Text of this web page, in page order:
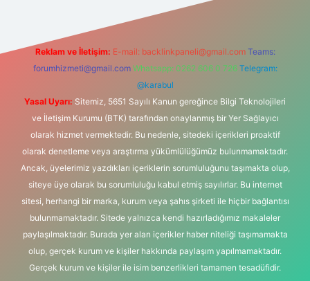
Reklam ve İletişim: E-mail: backlinkpaneli@gmail.com Teams:
forumhizmeti@gmail.com Whatsapp: 0262 606 0 726 Telegram:
@karabul
Yasal Uyarı: Sitemiz, 5651 Sayılı Kanun gereğince Bilgi Teknolojileri
ve İletişim Kurumu (BTK) tarafından onaylanmış bir Yer Sağlayıcı
olarak hizmet vermektedir. Bu nedenle, sitedeki içerikleri proaktif
olarak denetleme veya araştırma yükümlülüğümüz bulunmamaktadır.
Ancak, üyelerimiz yazdıkları içeriklerin sorumluluğunu taşımakta olup,
siteye üye olarak bu sorumluluğu kabul etmiş sayılırlar. Bu internet
sitesi, herhangi bir marka, kurum veya şahıs şirketi ile hiçbir bağlantısı
bulunmamaktadır. Sitede yalnızca kendi hazırladığımız makaleler
paylaşılmaktadır. Burada yer alan içerikler haber niteliği taşımamakta
olup, gerçek kurum ve kişiler hakkında paylaşım yapılmamaktadır.
Gerçek kurum ve kişiler ile isim benzerlikleri tamamen tesadüfidir.